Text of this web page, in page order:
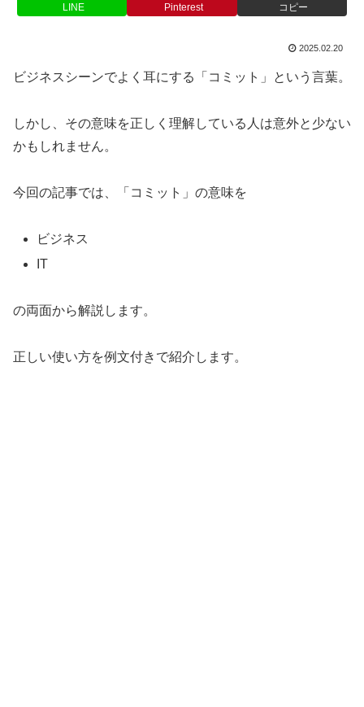
LINE Pinterest コピー
2025.02.20
ビジネスシーンでよく耳にする「コミット」という言葉。
しかし、その意味を正しく理解している人は意外と少ない
かもしれません。
今回の記事では、「コミット」の意味を
ビジネス
IT
の両面から解説します。
正しい使い方を例文付きで紹介します。